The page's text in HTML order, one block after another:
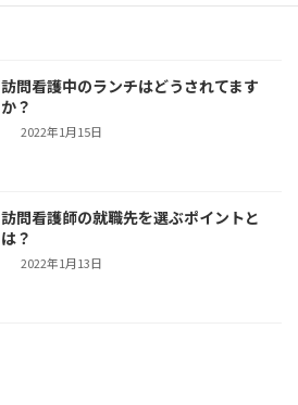
訪問看護中のランチはどうされてます
か？
2022年1月15日
訪問看護師の就職先を選ぶポイントと
は？
2022年1月13日